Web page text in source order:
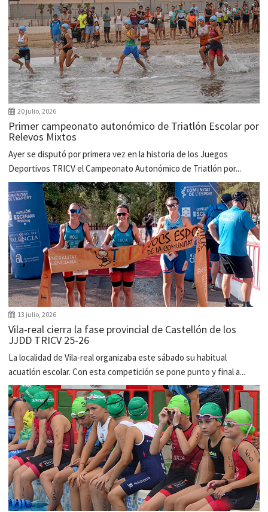
20 julio, 2026
Primer campeonato autonómico de Triatlón Escolar por
Relevos Mixtos
Ayer se disputó por primera vez en la historia de los Juegos
Deportivos TRICV el Campeonato Autonómico de Triatlón por...
13 julio, 2026
Vila-real cierra la fase provincial de Castellón de los
JJDD TRICV 25-26
La localidad de Vila-real organizaba este sábado su habitual
acuatlón escolar. Con esta competición se pone punto y final a...